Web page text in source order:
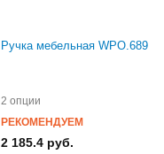
Ручка мебельная WPO.689
2 опции
РЕКОМЕНДУЕМ
2 185.4 руб.